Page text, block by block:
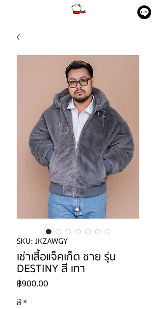
SKU: JKZAWGY
เช่าเสื้อแจ็คเก็ต ชาย รุ่น
DESTINY สี เทา
฿900.00ราคา
สี *